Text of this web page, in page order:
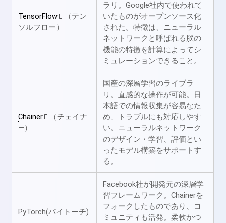
TensorFlow
（テン
ソルフロー）
ラリ。Google社内で使われて
いたものがオープンソース化
された。特徴は、ニューラル
ネットワークと呼ばれる脳の
機能の特徴を計算によってシ
ミュレーションできること。
Chainer
（チェイナ
―）
国産の深層学習のライブラ
リ。直感的な操作が可能。日
本語での情報収集が容易なた
め、トラブルにも対応しやす
い。ニューラルネットワーク
のデザイン・学習、評価とい
ったモデル構築をサポートす
る。
PyTorch(パイトーチ)
Facebook社が開発元の深層学
習フレームワーク。Chainerを
フォークしたものであり、コ
ミュニティも活発。柔軟かつ